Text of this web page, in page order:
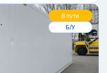
В пути
Б/У